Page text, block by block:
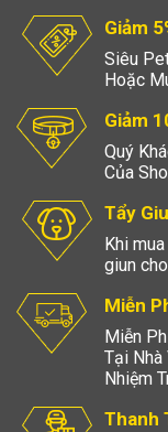
Giảm
Siêu
Hoặc
Giảm
Quý
Của
Tẩy
Khi
giun
Miễn
Miễn
Tại Nhà
Nhiệm
Thanh